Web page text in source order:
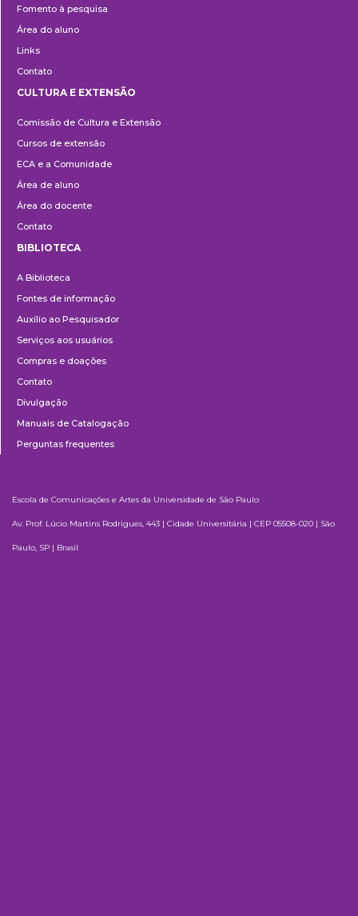
Fomento à pesquisa
Área do aluno
Links
Contato
e
Extensão
CULTURA E EXTENSÃO
Comissão de Cultura e Extensão
Cursos de extensão
ECA e a Comunidade
Área de aluno
Área do docente
Contato
BIBLIOTECA
A Biblioteca
Fontes de informação
Auxílio ao Pesquisador
Serviços aos usuários
Compras e doações
Contato
Divulgação
Manuais de Catalogação
Perguntas frequentes
Escola de Comunicações e Artes da Universidade de São Paulo
Av. Prof. Lúcio Martins Rodrigues, 443 | Cidade Universitária | CEP 05508-020 | São
Paulo, SP | Brasil